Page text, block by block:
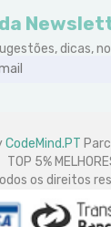
dicas,
CodeMind.PT
TOP 5%
os direitos